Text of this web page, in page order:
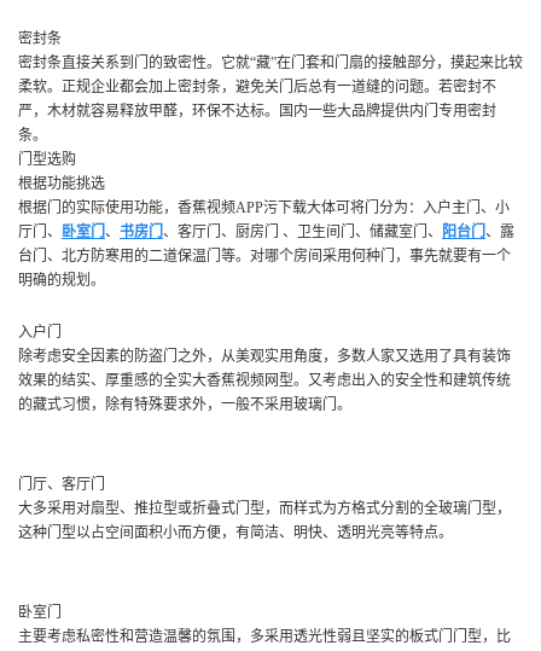
密封条
密封条直接关系到门的致密性。它就“藏”在门套和门扇的接触部分，摸起来比较
柔软。正规企业都会加上密封条，避免关门后总有一道缝的问题。若密封不
严，木材就容易释放甲醛，环保不达标。国内一些大品牌提供内门专用密封
条。
门型选购
根据功能挑选
根据门的实际使用功能，香蕉视频APP污下载大体可将门分为：入户主门、小
厅门、
卧室门、 书房门、客厅门、厨房门 、卫生间门、储藏室门、 阳台门、露
台门、北方防寒用的二道保温门等。对哪个房间采用何种门，事先就要有一个
明确的规划。
入户门
除考虑安全因素的防盗门之外，从美观实用角度，多数人家又选用了具有装饰
效果的结实、厚重感的全实大香蕉视频网型。又考虑出入的安全性和建筑传统
的藏式习惯，除有特殊要求外，一般不采用玻璃门。
门厅、客厅门
大多采用对扇型、推拉型或折叠式门型，而样式为方格式分割的全玻璃门型，
这种门型以占空间面积小而方便，有简洁、明快、透明光亮等特点。
卧室门
主要考虑私密性和营造温馨的氛围，多采用透光性弱且坚实的板式门门型，比